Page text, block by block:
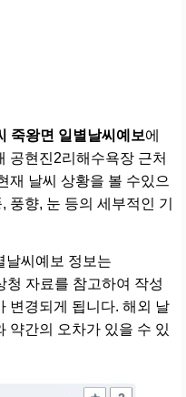
죽왕면 일별날씨예보에
공현진2리해수욕장 근처
재 날씨 상황을 볼 수있으
풍향, 눈 등의 세부적인 기
날씨예보 정보는
자료를 참고하여 작성
변경되게 됩니다. 해외 날
약간의 오차가 있을 수 있